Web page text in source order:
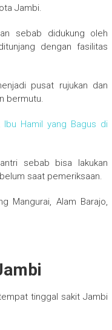
Jambi.
sebab didukung oleh
dengan fasilitas
pusat rujukan dan
bermutu.
Hamil yang Bagus di
sebab bisa lakukan
saat pemeriksaan.
Mangurai, Alam Barajo,
tinggal sakit Jambi